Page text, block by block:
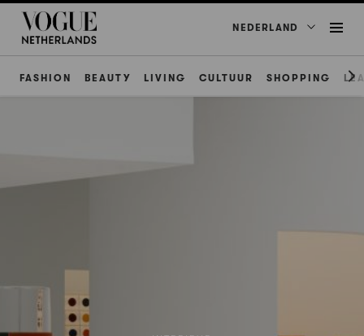
NEDERLAND
FASHION BEAUTY LIVING CULTUUR SHOPPING